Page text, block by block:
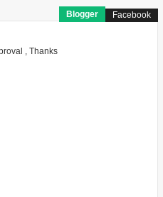
Blogger Facebook
, Thanks